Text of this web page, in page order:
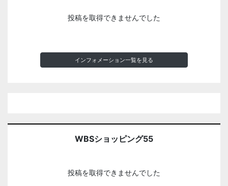
投稿を取得できませんでした
インフォメーション一覧を見る
WBSショッピング55
投稿を取得できませんでした